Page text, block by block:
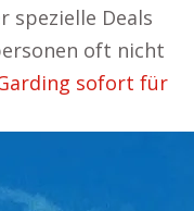
spezielle Deals
oft nicht
sofort für